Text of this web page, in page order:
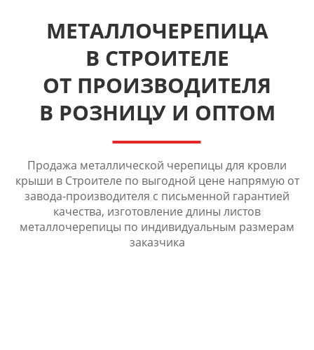
МЕТАЛЛОЧЕРЕПИЦА
В СТРОИТЕЛЕ
ОТ ПРОИЗВОДИТЕЛЯ
В РОЗНИЦУ И ОПТОМ
Продажа металлической черепицы для кровли
крыши в Строителе по выгодной цене напрямую от
завода-производителя с письменной гарантией
качества, изготовление длины листов
металлочерепицы по индивидуальным размерам
заказчика